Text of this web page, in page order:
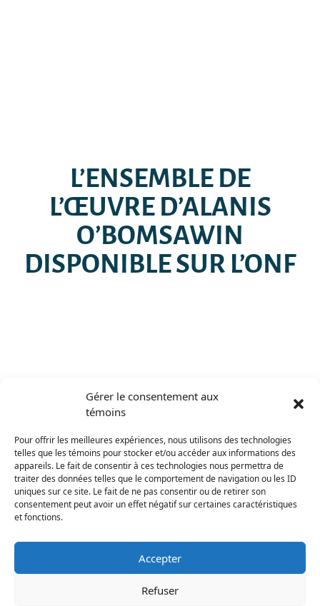
Gérer le consentement aux
témoins
Pour offrir les meilleures expériences, nous utilisons des technologies
telles que les témoins pour stocker et/ou accéder aux informations des
appareils. Le fait de consentir à ces technologies nous permettra de
traiter des données telles que le comportement de navigation ou les ID
uniques sur ce site. Le fait de ne pas consentir ou de retirer son
consentement peut avoir un effet négatif sur certaines caractéristiques
et fonctions.
Accepter
Refuser
L’ENSEMBLE DE
L’ŒUVRE D’ALANIS
O’BOMSAWIN
DISPONIBLE SUR L’ONF
ORANGE SHIRT